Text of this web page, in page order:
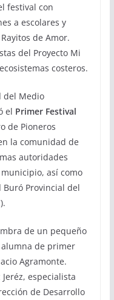
festival con
a escolares y
de Amor.
del Proyecto Mi
costeros.
del Medio
el Primer Festival
de Pioneros
la comunidad de
autoridades
así como
Buró Provincial del
de un pequeño
alumna de primer
Agramonte.
especialista
de Desarrollo